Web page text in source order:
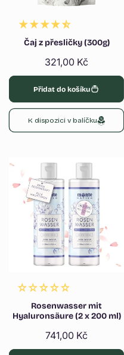
Čaj z přesličky (300g)
Běžná
cena
321,00 Kč
Přidat do košíku
K dispozici v balíčku
Rosenwasser mit
Hyaluronsäure (2 x 200 ml)
Běžná
cena
741,00 Kč